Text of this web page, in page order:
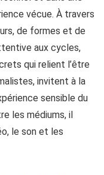
vécue. À travers
de formes et de
aux cycles,
qui relient l’être
invitent à la
sensible du
les médiums, il
le son et les